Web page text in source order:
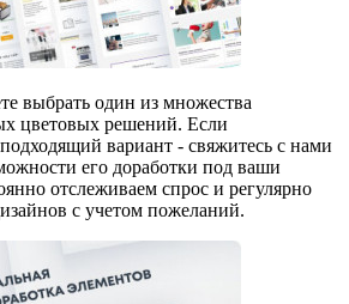
выбрать один из множества
цветовых решений. Если
вариант - свяжитесь с нами
его доработки под ваши
отслеживаем спрос и регулярно
с учетом пожеланий.